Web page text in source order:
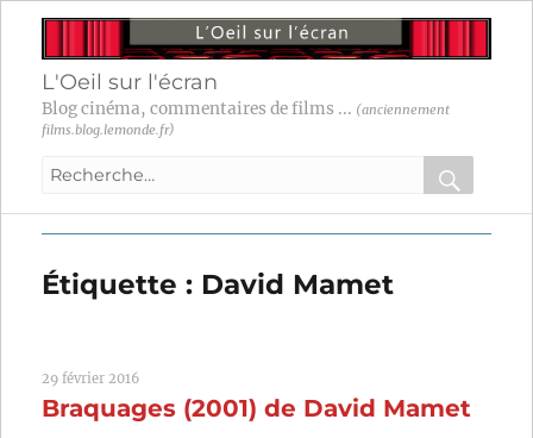
L'Oeil sur l'écran
Blog cinéma, commentaires de films ... (anciennement
films.blog.lemonde.fr)
Recherche
:
OK
Étiquette : David Mamet
29 février 2016
Braquages (2001) de David Mamet